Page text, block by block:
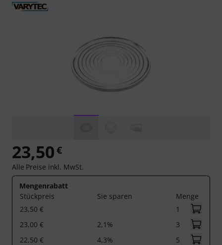
23,50€
Alle Preise inkl. MwSt.
Mengenrabatt
Stückpreis
Sie sparen
Menge
23,50 €
1
23,00 €
2,1%
3
22,50 €
4,3% 5